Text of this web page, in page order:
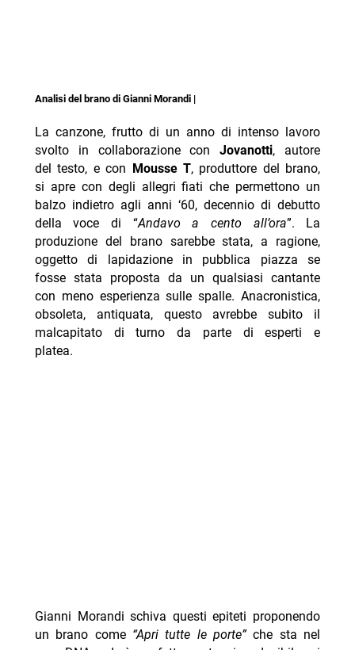
Analisi del brano di Gianni Morandi |
La canzone, frutto di un anno di intenso lavoro
svolto in collaborazione conJovanotti, autore
del testo, e con Mousse T, produttore del brano,
si apre con degli allegri fiati che permettono un
balzo indietro agli anni ‘60, decennio di debutto
della voce di “Andavo a cento all’ora”. La
produzione del brano sarebbe stata, a ragione,
oggetto di lapidazione in pubblica piazza se
fosse stata proposta da un qualsiasi cantante
con meno esperienza sulle spalle. Anacronistica,
obsoleta, antiquata, questo avrebbe subito il
malcapitato di turno da parte di esperti e
platea.
Gianni Morandi schiva questi epiteti proponendo
un brano come “Apri tutte le porte”che sta nel